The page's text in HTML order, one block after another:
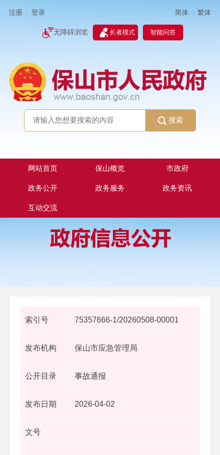
注册 登录 简体 | 繁体
无障碍浏览 长者模式 智能问答
搜索
网站首页 保山概览 市政府
政务公开 政务服务 政务资讯
互动交流
索引号 75357666-1/20260508-00001
发布机构 保山市应急管理局
公开目录 事故通报
发布日期 2026-04-02
文号